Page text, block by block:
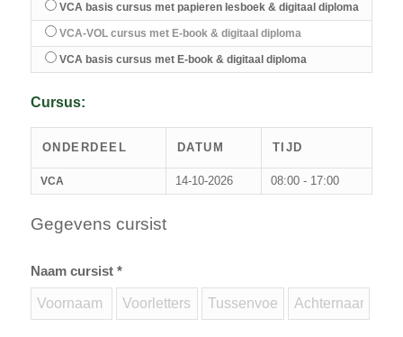
VCA basis cursus met papieren lesboek & digitaal diploma
VCA-VOL cursus met E-book & digitaal diploma
VCA basis cursus met E-book & digitaal diploma
Cursus:
ONDERDEEL DATUM TIJD
VCA 14-10-2026 08:00 - 17:00
Gegevens cursist
Naam cursist *